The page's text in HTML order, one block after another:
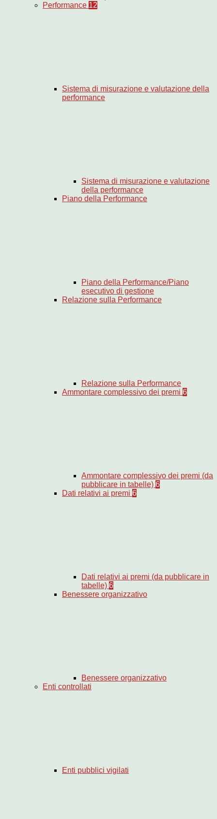
Performance 12
Sistema di misurazione e valutazione della
performance
Sistema di misurazione e valutazione
della performance
Piano della Performance
Piano della Performance/Piano
esecutivo di gestione
Relazione sulla Performance
Relazione sulla Performance
Ammontare complessivo dei premi 6
Ammontare complessivo dei premi (da
pubblicare in tabelle) 6
Dati relativi ai premi 6
Dati relativi ai premi (da pubblicare in
tabelle) 6
Benessere organizzativo
Benessere organizzativo
Enti controllati
Enti pubblici vigilati